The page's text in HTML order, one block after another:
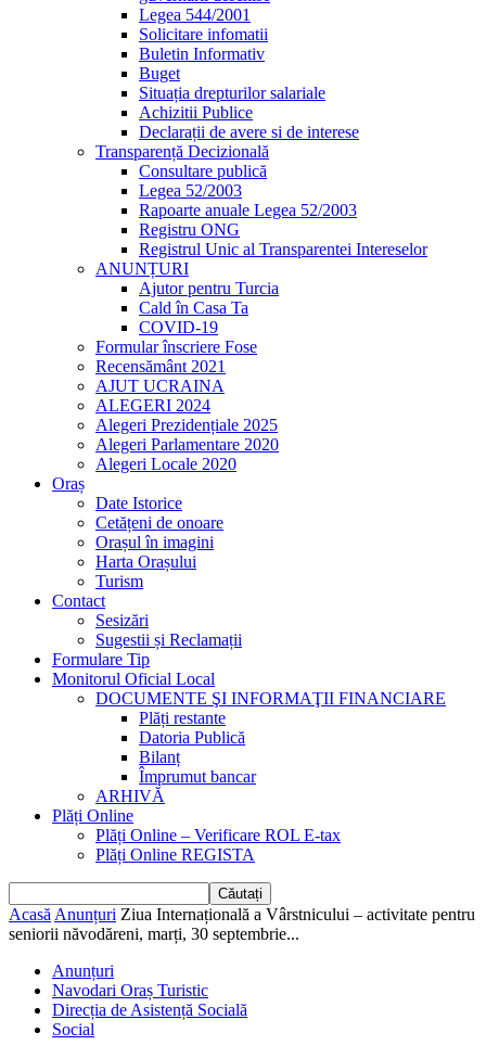
Legea 544/2001
Solicitare infomatii
Buletin Informativ
Buget
Situația drepturilor salariale
Achizitii Publice
Declarații de avere si de interese
Transparență Decizională
Consultare publică
Legea 52/2003
Rapoarte anuale Legea 52/2003
Registru ONG
Registrul Unic al Transparentei Intereselor
ANUNȚURI
Ajutor pentru Turcia
Cald în Casa Ta
COVID-19
Formular înscriere Fose
Recensământ 2021
AJUT UCRAINA
ALEGERI 2024
Alegeri Prezidențiale 2025
Alegeri Parlamentare 2020
Alegeri Locale 2020
Oraș
Date Istorice
Cetățeni de onoare
Orașul în imagini
Harta Orașului
Turism
Contact
Sesizări
Sugestii și Reclamații
Formulare Tip
Monitorul Oficial Local
DOCUMENTE ŞI INFORMAŢII FINANCIARE
Plăți restante
Datoria Publică
Bilanț
Împrumut bancar
ARHIVĂ
Plăți Online
Plăți Online – Verificare ROL E-tax
Plăți Online REGISTA
Acasă Anunțuri Ziua Internațională a Vârstnicului – activitate pentru
seniorii năvodăreni, marți, 30 septembrie...
Anunțuri
Navodari Oraș Turistic
Direcția de Asistență Socială
Social